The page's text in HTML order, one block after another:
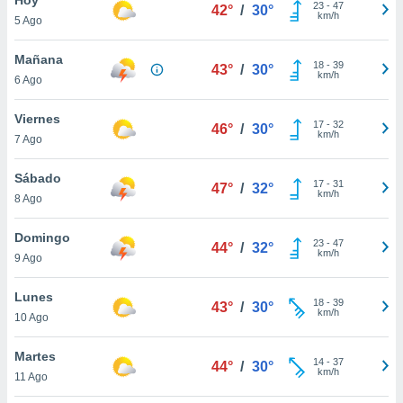
y
en
más
de
5 Ago
42° / 30° 23- 47
km/h
Mañana
6 Ago
43° / 30° 18- 39
km/h
Viernes
7 Ago
46° / 30° 17- 32
km/h
Sábado
8 Ago
47° / 32° 17- 31
km/h
Domingo
9 Ago
44° / 32° 23- 47
km/h
Lunes
10 Ago
43° / 30° 18- 39
km/h
Martes
11 Ago
44° / 30° 14- 37
km/h